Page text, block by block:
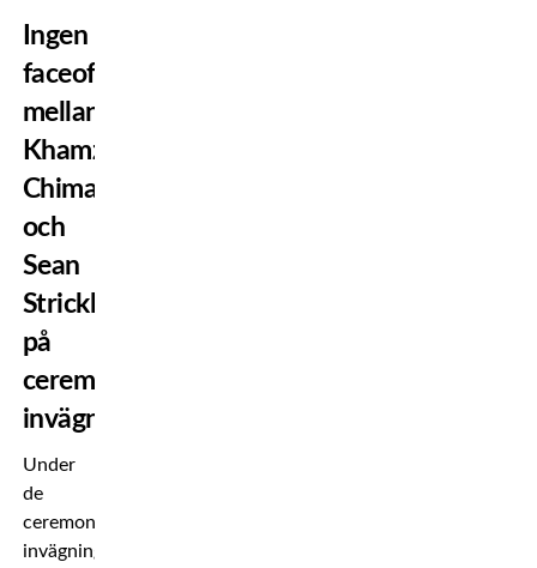
Ingen
faceoff
mellan
Khamzat
Chimaev
och
Sean
Strickland
på
ceremoniella
invägningen
Under
de
ceremoniella
invägningarna